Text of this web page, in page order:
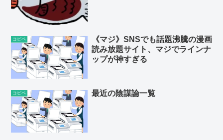
コピペ
《マジ》SNSでも話題沸騰の漫画
読み放題サイト、マジでラインナ
ップが神すぎる
コピペ 最近の陰謀論一覧